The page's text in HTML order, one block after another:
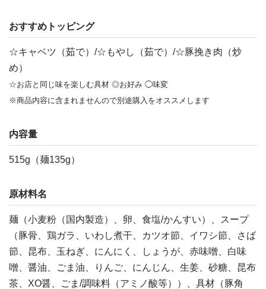
おすすめトッピング
☆キャベツ（茹で）/☆もやし（茹で）/☆豚挽き肉（炒
め）
☆お店と同じ味を楽しむ具材 ◎お好み ◯味変
※商品内容に含まれませんので別途購入をオススメします
内容量
515g（麺135g）
原材料名
麺（小麦粉（国内製造）、卵、食塩/かんすい）、スープ
（豚骨、鶏ガラ、いわし煮干、カツオ節、イワシ節、さば
節、昆布、玉ねぎ、にんにく、しょうが、赤味噌、白味
噌、醤油、ごま油、りんご、にんじん、生姜、砂糖、昆布
茶、XO醤、ごま/調味料（アミノ酸等））、具材（豚角